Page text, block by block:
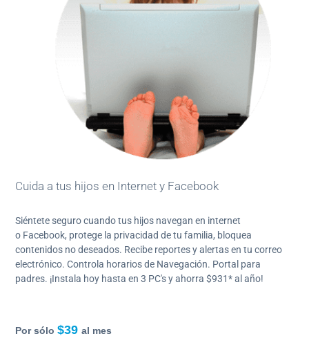
Atención
Telmex
-
Sitios
Cuida a tus hijos en Internet y Facebook
Siéntete seguro cuando tus hijos navegan en internet
o Facebook, protege la privacidad de tu familia, bloquea
contenidos no deseados. Recibe reportes y alertas en tu correo
electrónico. Controla horarios de Navegación. Portal para
padres. ¡Instala hoy hasta en 3 PC's y ahorra $931* al año!
Por sólo$39al mes